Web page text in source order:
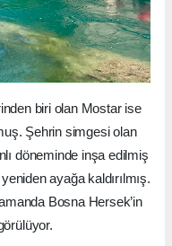
biri olan Mostar ise
Şehrin simgesi olan
döneminde inşa edilmiş
ayağa kaldırılmış.
Bosna Hersek’in